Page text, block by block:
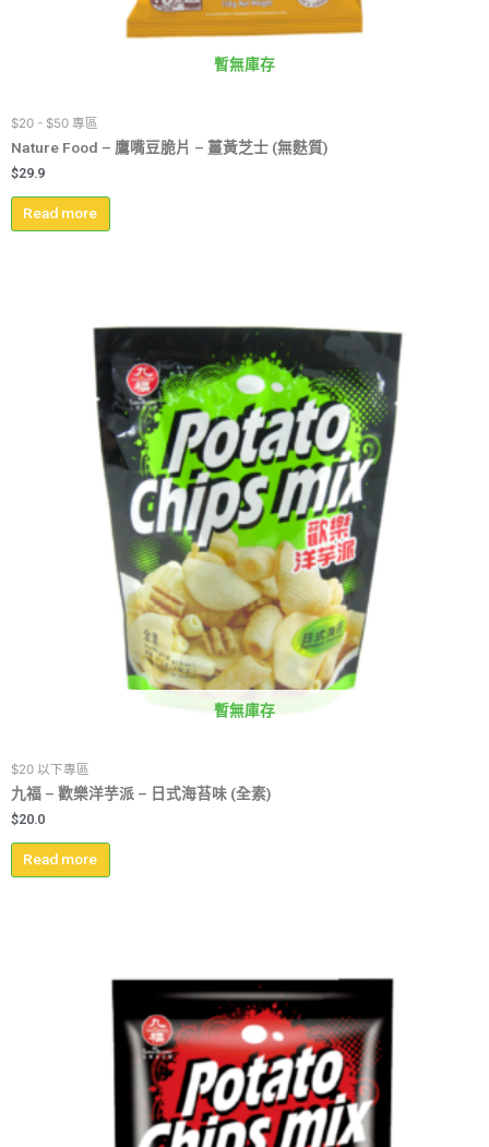
暫無庫存
$20 - $50 專區
Nature Food – 鷹嘴豆脆片 – 薑黃芝士 (無麩質)
$29.9
Read more
暫無庫存
$20 以下專區
九福 – 歡樂洋芋派 – 日式海苔味 (全素)
$20.0
Read more